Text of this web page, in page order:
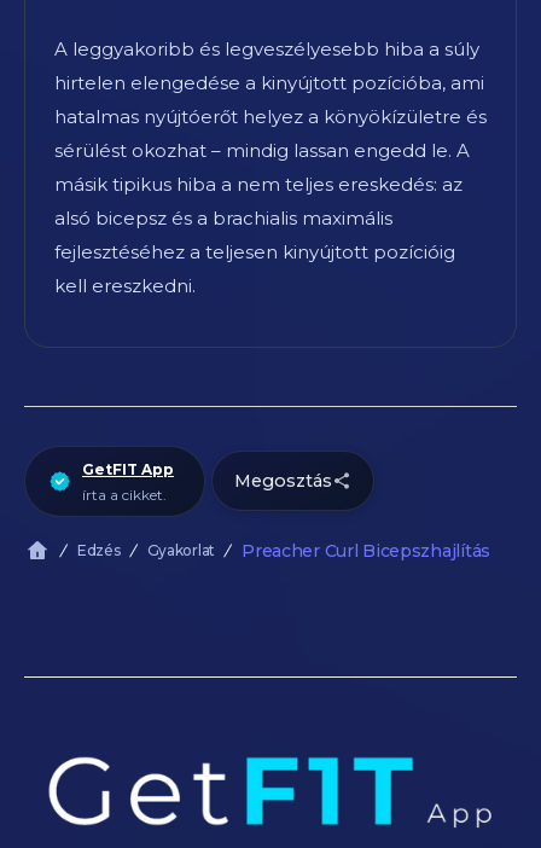
A leggyakoribb és legveszélyesebb hiba a súly
hirtelen elengedése a kinyújtott pozícióba, ami
hatalmas nyújtóerőt helyez a könyökízületre és
sérülést okozhat – mindig lassan engedd le. A
másik tipikus hiba a nem teljes ereskedés: az
alsó bicepsz és a brachialis maximális
fejlesztéséhez a teljesen kinyújtott pozícióig
kell ereszkedni.
GetFIT App
írta a cikket.
Megosztás
Edzés Gyakorlat Preacher Curl Bicepszhajlítás